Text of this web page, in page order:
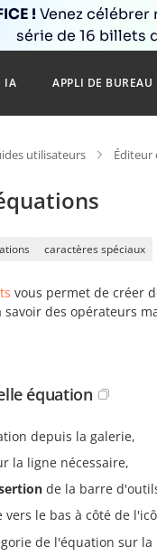
! Venez célébrer
série de 16 billets
IA APPLI DE BUREAU
utilisateurs Éditeur
caractères spéciaux
vous permet de créer
savoir des opérateurs
équation
depuis la galerie,
la ligne nécessaire,
de la barre
le bas à côté de
de l'équation sur